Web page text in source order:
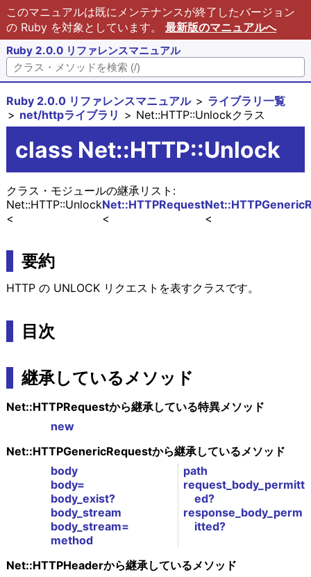
このマニュアルは既にメンテナンスが終了したバージョン
の Ruby を対象としています。 最新版のマニュアルへ
Ruby 2.0.0 リファレンスマニュアル
Ruby 2.0.0 リファレンスマニュアル
ライブラリ一覧
net/httpライブラリ
Net::HTTP::Unlockクラス
class Net::HTTP::Unlock
クラス・モジュールの継承リスト:
Net::HTTPRequest
Net::HTTP::Unlock
要約
HTTP の UNLOCK リクエストを表すクラスです。
目次
継承しているメソッド
Net::HTTPRequestから継承している特異メソッド
new
Net::HTTPGenericRequestから継承しているメソッド
body
body=
body_exist?
body_stream
body_stream=
method
path
request_body_permitt
ed?
response_body_perm
itted?
Net::HTTPHeaderから継承しているメソッド